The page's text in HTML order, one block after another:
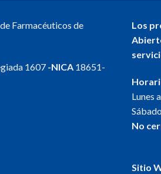
Farmacéuticos de
1607 -NICA 18651-
Los
Lunes
No
Sitio